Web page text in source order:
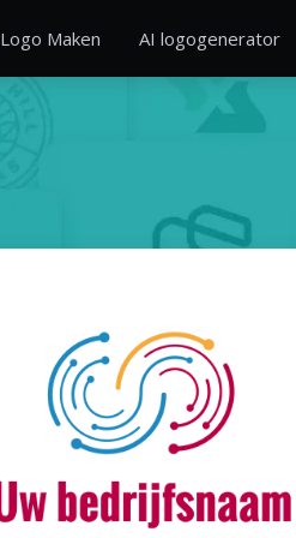
Logo Maken AI logogenerator